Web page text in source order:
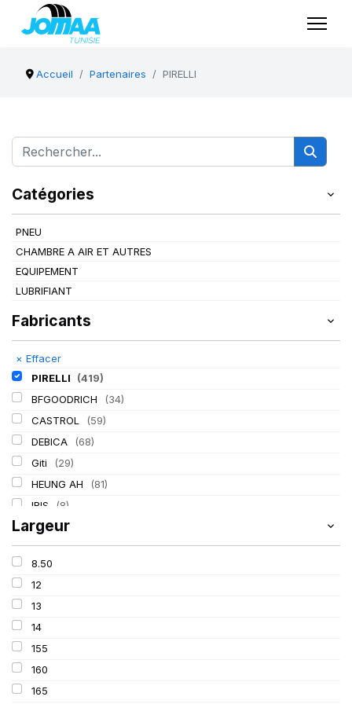
Accueil Partenaires PIRELLI
Catégories
PNEU
CHAMBRE A AIR ET AUTRES
EQUIPEMENT
LUBRIFIANT
Fabricants
× Effacer
PIRELLI
(419)
BFGOODRICH
(34)
CASTROL
(59)
DEBICA
(68)
Giti
(29)
HEUNG AH
(81)
IRIS
(8)
ITALMATIC
KLEBER (116)
LASSA
LING LONG
MICHELIN
MITAS
Mondolfo ferro
PROMETEON
SCHRADER
Largeur
8.50
12
13
14
155
160
165